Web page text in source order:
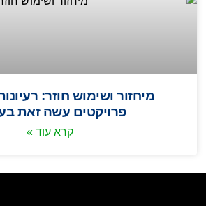
מיחזור ושימוש חוזר:
פרויקטים עשה זאת
קרא עוד »